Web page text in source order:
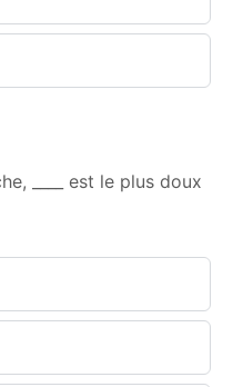
____ est le plus doux